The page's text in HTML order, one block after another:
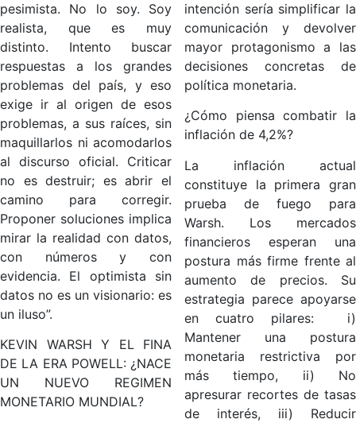
pesimista. No lo soy. Soy
realista, que es muy
distinto. Intento buscar
respuestas a los grandes
problemas del país, y eso
exige ir al origen de esos
problemas, a sus raíces, sin
maquillarlos ni acomodarlos
al discurso oficial. Criticar
no es destruir; es abrir el
camino para corregir.
Proponer soluciones implica
mirar la realidad con datos,
con números y con
evidencia. El optimista sin
datos no es un visionario: es
un iluso”.
KEVIN WARSH Y EL FINA
DE LA ERA POWELL: ¿NACE
UN NUEVO REGIMEN
MONETARIO MUNDIAL?
intención sería simplificar la
comunicación y devolver
mayor protagonismo a las
decisiones concretas de
política monetaria.
¿Cómo piensa combatir la
inflación de 4,2%?
La inflación actual
constituye la primera gran
prueba de fuego para
Warsh. Los mercados
financieros esperan una
postura más firme frente al
aumento de precios. Su
estrategia parece apoyarse
en cuatro pilares: i)
Mantener una postura
monetaria restrictiva por
más tiempo, ii) No
apresurar recortes de tasas
de interés, iii) Reducir